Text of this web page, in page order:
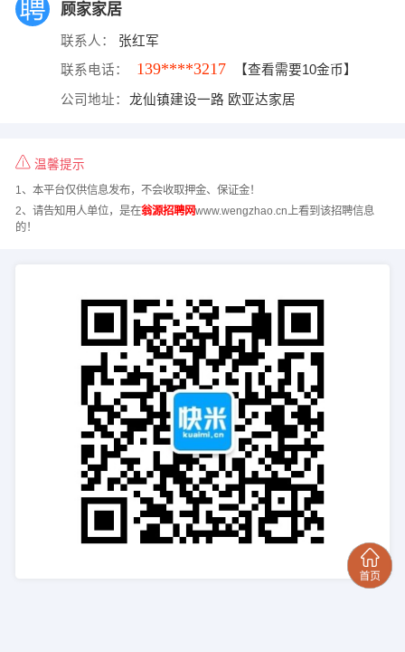
顾家家居
联系人： 张红军
联系电话： 139****3217 【查看需要10金币】
公司地址： 龙仙镇建设一路 欧亚达家居
温馨提示
1、本平台仅供信息发布，不会收取押金、保证金！
2、请告知用人单位，是在翁源招聘网www.wengzhao.cn上看到该招聘信息
的！